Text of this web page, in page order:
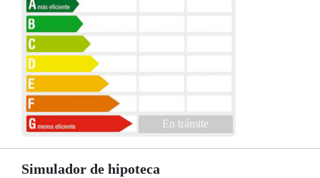
En trámite
Simulador de hipoteca